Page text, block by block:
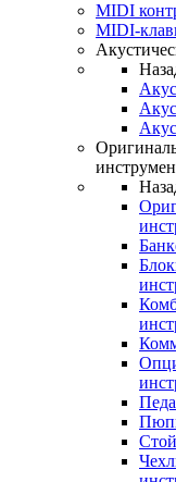
MIDI
MIDI-